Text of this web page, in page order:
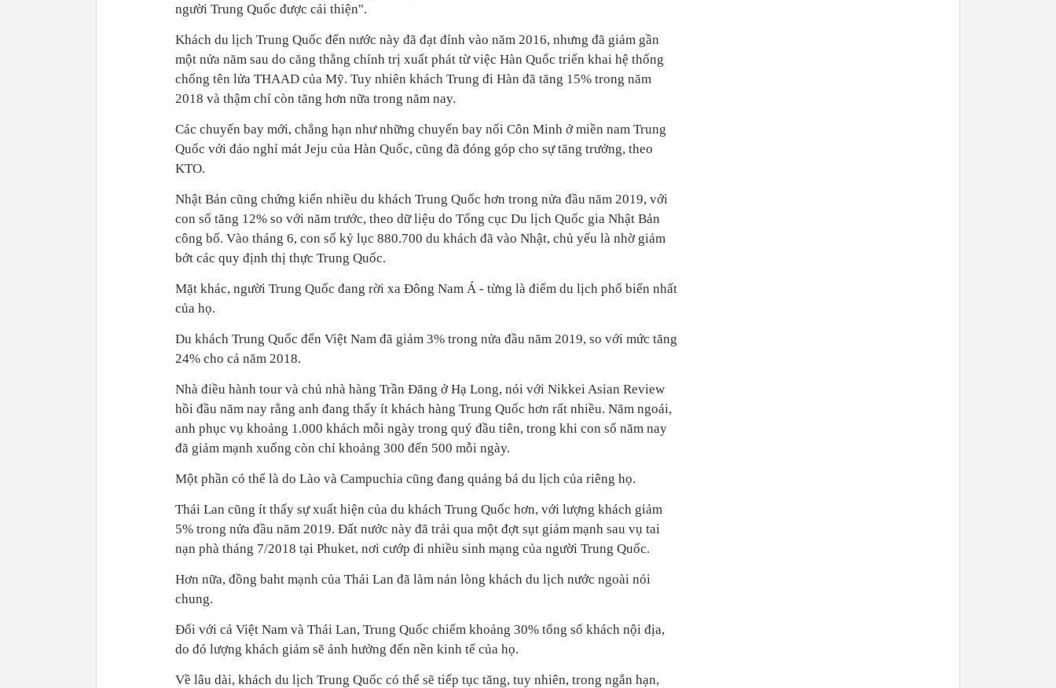
người Trung Quốc được cải thiện".
Khách du lịch Trung Quốc đến nước này đã đạt đỉnh vào năm 2016, nhưng đã giảm gần
một nửa năm sau do căng thẳng chính trị xuất phát từ việc Hàn Quốc triển khai hệ thống
chống tên lửa THAAD của Mỹ. Tuy nhiên khách Trung đi Hàn đã tăng 15% trong năm
2018 và thậm chí còn tăng hơn nữa trong năm nay.
Các chuyến bay mới, chẳng hạn như những chuyến bay nối Côn Minh ở miền nam Trung
Quốc với đảo nghỉ mát Jeju của Hàn Quốc, cũng đã đóng góp cho sự tăng trưởng, theo
KTO.
Nhật Bản cũng chứng kiến ​​nhiều du khách Trung Quốc hơn trong nửa đầu năm 2019, với
con số tăng 12% so với năm trước, theo dữ liệu do Tổng cục Du lịch Quốc gia Nhật Bản
công bố. Vào tháng 6, con số kỷ lục 880.700 du khách đã vào Nhật, chủ yếu là nhờ giảm
bớt các quy định thị thực Trung Quốc.
Mặt khác, người Trung Quốc đang rời xa Đông Nam Á - từng là điểm du lịch phổ biến nhất
của họ.
Du khách Trung Quốc đến Việt Nam đã giảm 3% trong nửa đầu năm 2019, so với mức tăng
24% cho cả năm 2018.
Nhà điều hành tour và chủ nhà hàng Trần Đăng ở Hạ Long, nói với Nikkei Asian Review
hồi đầu năm nay rằng anh đang thấy ít khách hàng Trung Quốc hơn rất nhiều. Năm ngoái,
anh phục vụ khoảng 1.000 khách mỗi ngày trong quý đầu tiên, trong khi con số năm nay
đã giảm mạnh xuống còn chỉ khoảng 300 đến 500 mỗi ngày.
Một phần có thể là do Lào và Campuchia cũng đang quảng bá du lịch của riêng họ.
Thái Lan cũng ít thấy sự xuất hiện của du khách Trung Quốc hơn, với lượng khách giảm
5% trong nửa đầu năm 2019. Đất nước này đã trải qua một đợt sụt giảm mạnh sau vụ tai
nạn phà tháng 7/2018 tại Phuket, nơi cướp đi nhiều sinh mạng của người Trung Quốc.
Hơn nữa, đồng baht mạnh của Thái Lan đã làm nản lòng khách du lịch nước ngoài nói
chung.
Đối với cả Việt Nam và Thái Lan, Trung Quốc chiếm khoảng 30% tổng số khách nội địa,
do đó lượng khách giảm sẽ ảnh hưởng đến nền kinh tế của họ.
Về lâu dài, khách du lịch Trung Quốc có thể sẽ tiếp tục tăng, tuy nhiên, trong ngắn hạn,